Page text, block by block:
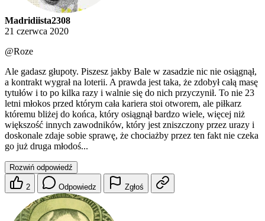
Madridiista2308
21 czerwca 2020
@Roze
Ale gadasz głupoty. Piszesz jakby Bale w zasadzie nic nie osiągnął,
a kontrakt wygrał na loterii. A prawda jest taka, że zdobył całą masę
tytułów i to po kilka razy i walnie się do nich przyczynił. To nie 23
letni młokos przed którym cała kariera stoi otworem, ale piłkarz
któremu bliżej do końca, który osiągnął bardzo wiele, więcej niż
większość innych zawodników, który jest zniszczony przez urazy i
doskonale zdaje sobie sprawę, że chociażby przez ten fakt nie czeka
go już druga młodoś...
Rozwiń odpowiedź
2 Odpowiedz Zgłoś